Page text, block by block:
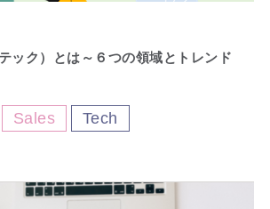
Fav
ック）とは～６つの領域とトレンド
Sales Tech